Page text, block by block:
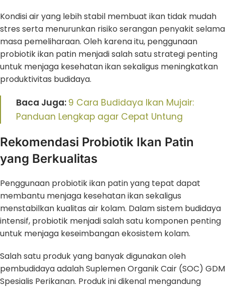
Kondisi air yang lebih stabil membuat ikan tidak mudah
stres serta menurunkan risiko serangan penyakit selama
masa pemeliharaan. Oleh karena itu, penggunaan
probiotik ikan patin menjadi salah satu strategi penting
untuk menjaga kesehatan ikan sekaligus meningkatkan
produktivitas budidaya.
Baca Juga: 9 Cara Budidaya Ikan Mujair:
Panduan Lengkap agar Cepat Untung
Rekomendasi Probiotik Ikan Patin
yang Berkualitas
Penggunaan probiotik ikan patin yang tepat dapat
membantu menjaga kesehatan ikan sekaligus
menstabilkan kualitas air kolam. Dalam sistem budidaya
intensif, probiotik menjadi salah satu komponen penting
untuk menjaga keseimbangan ekosistem kolam.
Salah satu produk yang banyak digunakan oleh
pembudidaya adalah Suplemen Organik Cair (SOC) GDM
Spesialis Perikanan. Produk ini dikenal mengandung